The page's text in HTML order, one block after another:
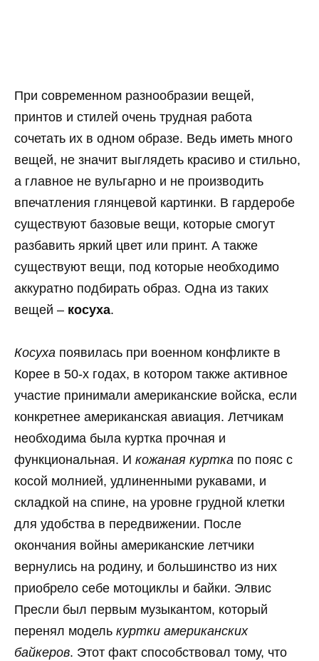
При современном разнообразии вещей,
принтов и стилей очень трудная работа
сочетать их в одном образе. Ведь иметь много
вещей, не значит выглядеть красиво и стильно,
а главное не вульгарно и не производить
впечатления глянцевой картинки. В гардеробе
существуют базовые вещи, которые смогут
разбавить яркий цвет или принт. А также
существуют вещи, под которые необходимо
аккуратно подбирать образ. Одна из таких
вещей – косуха.
Косуха появилась при военном конфликте в
Корее в 50-х годах, в котором также активное
участие принимали американские войска, если
конкретнее американская авиация. Летчикам
необходима была куртка прочная и
функциональная. И кожаная куртка по пояс с
косой молнией, удлиненными рукавами, и
складкой на спине, на уровне грудной клетки
для удобства в передвижении. После
окончания войны американские летчики
вернулись на родину, и большинство из них
приобрело себе мотоциклы и байки. Элвис
Пресли был первым музыкантом, который
перенял модель куртки американских
байкеров. Этот факт способствовал тому, что